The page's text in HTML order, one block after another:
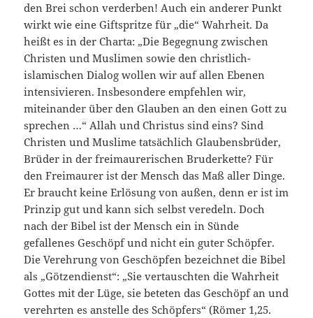
den Brei schon verderben! Auch ein anderer Punkt
wirkt wie eine Giftspritze für „die“ Wahrheit. Da
heißt es in der Charta: „Die Begegnung zwischen
Christen und Muslimen sowie den christlich-
islamischen Dialog wollen wir auf allen Ebenen
intensivieren. Insbesondere empfehlen wir,
miteinander über den Glauben an den einen Gott zu
sprechen …“ Allah und Christus sind eins? Sind
Christen und Muslime tatsächlich Glaubensbrüder,
Brüder in der freimaurerischen Bruderkette? Für
den Freimaurer ist der Mensch das Maß aller Dinge.
Er braucht keine Erlösung von außen, denn er ist im
Prinzip gut und kann sich selbst veredeln. Doch
nach der Bibel ist der Mensch ein in Sünde
gefallenes Geschöpf und nicht ein guter Schöpfer.
Die Verehrung von Geschöpfen bezeichnet die Bibel
als „Götzendienst“: „Sie vertauschten die Wahrheit
Gottes mit der Lüge, sie beteten das Geschöpf an und
verehrten es anstelle des Schöpfers“ (Römer 1,25.